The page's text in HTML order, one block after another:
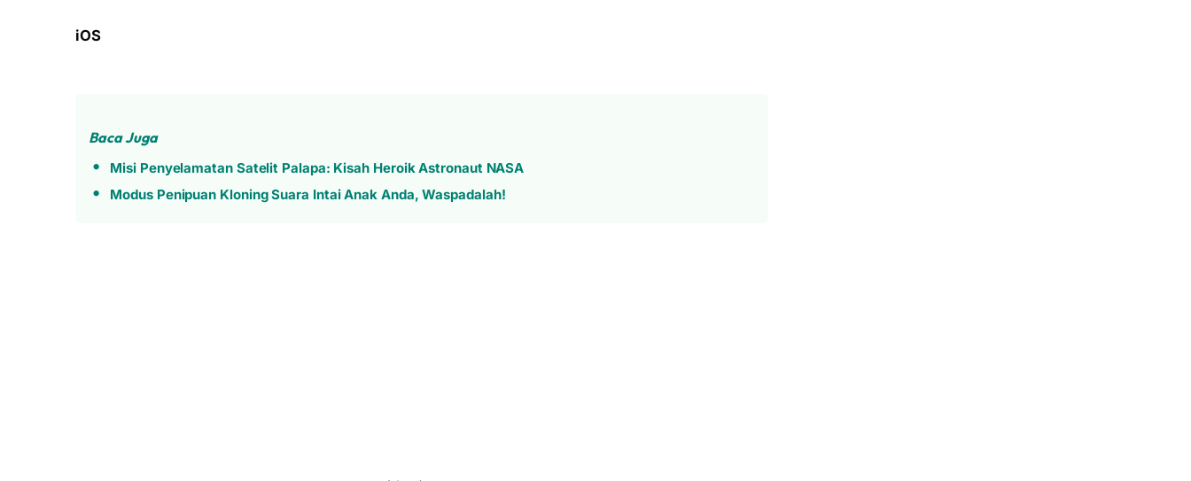
iOS
Baca Juga
Misi Penyelamatan Satelit Palapa: Kisah Heroik Astronaut NASA
Modus Penipuan Kloning Suara Intai Anak Anda, Waspadalah!